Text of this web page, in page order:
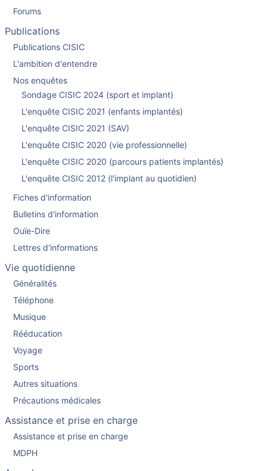
Forums
Publications
Publications CISIC
L'ambition d'entendre
Nos enquêtes
Sondage CISIC 2024 (sport et implant)
L'enquête CISIC 2021 (enfants implantés)
L'enquête CISIC 2021 (SAV)
L'enquête CISIC 2020 (vie professionnelle)
L'enquête CISIC 2020 (parcours patients implantés)
L'enquête CISIC 2012 (l'implant au quotidien)
Fiches d'information
Bulletins d'information
Ouïe-Dire
Lettres d'informations
Vie quotidienne
Généralités
Téléphone
Musique
Rééducation
Voyage
Sports
Autres situations
Précautions médicales
Assistance et prise en charge
Assistance et prise en charge
MDPH